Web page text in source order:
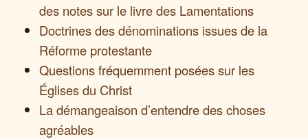
des notes sur le livre des Lamentations
Doctrines des dénominations issues de la
Réforme protestante
Questions fréquemment posées sur les
Églises du Christ
La démangeaison d’entendre des choses
agréables